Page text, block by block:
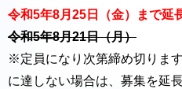
令和5年8月25日（金）まで延
令和5年8月21日（月）
※定員になり次第締め切りま
に達しない場合は、募集を延長